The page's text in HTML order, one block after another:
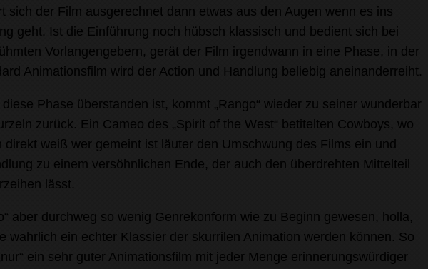
sich der Film ausgerechnet dann etwas aus den Augen wenn es ins
geht. Ist die Einführung noch hübsch klassisch und bedient sich bei
Vorlangengebern, gerät der Film irgendwann in eine Phase, in der
Animationsfilm wird der Action und Handlung beliebig aneinanderreiht.
Phase überstanden ist, kommt „Rango“ wieder zu seiner wunderbar
zurück. Ein Cameo des „Spirit of the West“ betitelten Cowboys, wo
direkt weiß wer gemeint ist läuter den Umschwung des Films ein und
zu einem versöhnlichen Ende, der auch den überdrehten Mittelteil
lässt.
aber durchweg so wenig Genrekonform wie zu Beginn gewesen, holla,
wahrlich ein echter Klassier der skurrilen Animation werden können. So
ein sehr guter Animationsfilm mit jeder Menge erinnerungswürdiger